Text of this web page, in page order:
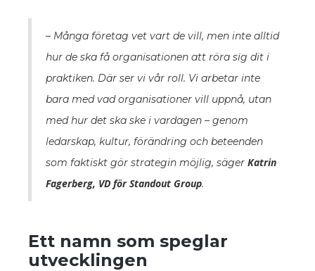
– Många företag vet vart de vill, men inte alltid
hur de ska få organisationen att röra sig dit i
praktiken. Där ser vi vår roll. Vi arbetar inte
bara med vad organisationer vill uppnå, utan
med hur det ska ske i vardagen – genom
ledarskap, kultur, förändring och beteenden
som faktiskt gör strategin möjlig, säger Katrin
Fagerberg, VD för Standout Group.
Ett namn som speglar
utvecklingen